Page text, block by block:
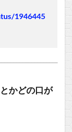
1946445
かどの口が